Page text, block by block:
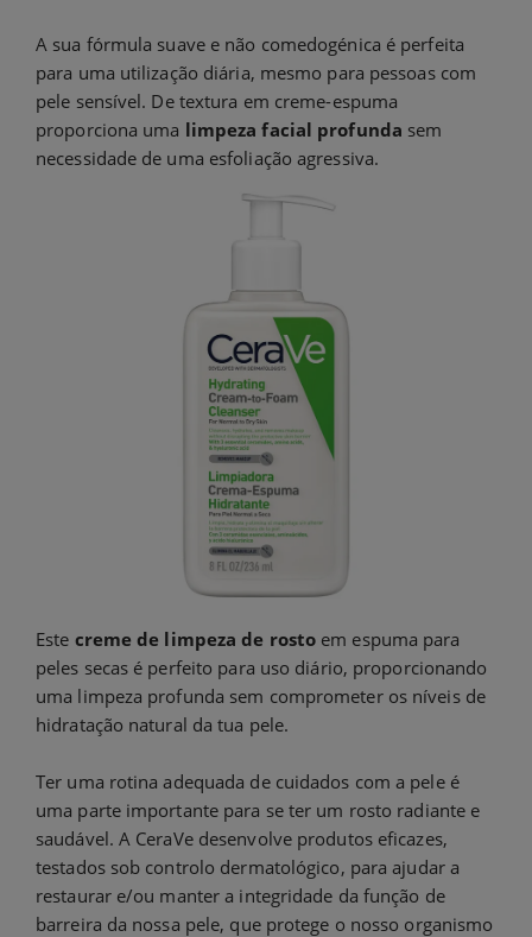
A sua fórmula suave e não comedogénica é perfeita
para uma utilização diária, mesmo para pessoas com
pele sensível. De textura em creme-espuma
proporciona uma limpeza facial profunda sem
necessidade de uma esfoliação agressiva.
Este creme de limpeza de rosto em espuma para
peles secas é perfeito para uso diário, proporcionando
uma limpeza profunda sem comprometer os níveis de
hidratação natural da tua pele.
Ter uma rotina adequada de cuidados com a pele é
uma parte importante para se ter um rosto radiante e
saudável. A CeraVe desenvolve produtos eficazes,
testados sob controlo dermatológico, para ajudar a
restaurar e/ou manter a integridade da função de
barreira da nossa pele, que protege o nosso organismo